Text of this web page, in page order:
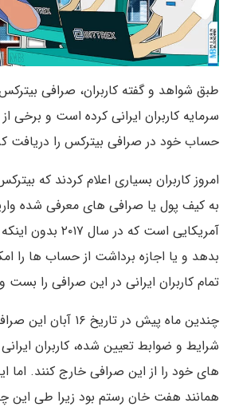
طبق شواهد و گفته کاربران، صرافی
سرمایه کاربران ایرانی کرده است و برخی
حساب خود در صرافی بیترکس را دریافت
امروز کاربران بسیاری اعلام کردند که
به کیف پول یا صرافی های معرفی شده
آمریکایی است که در
بدهد و یا اجازه برداشت از حساب ها را
تمام کاربران ایرانی در این صرافی را
چندین ماه پیش در
شرایط و ضوابط تعیین شده، کاربران
های خود را از این صرافی خارج کنند. اما
همانند هفت خان رستم بود زیرا طی این